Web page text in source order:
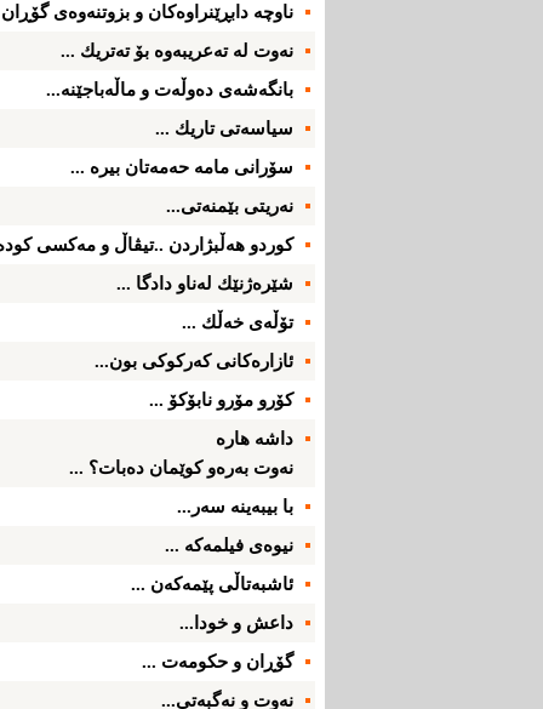
ناوچه‌ دابڕێنراوه‌كان و بزوتنه‌وه‌ی‌
نه‌وت له‌ ته‌عریبه‌وه‌ بۆ ته‌تریك ...
بانگه‌شه‌ی‌ ده‌وڵه‌ت و ماڵه‌باجێنه‌...
سیاسه‌تی‌ تاریك ...
سۆرانی‌ مامه‌ حه‌مه‌تان بیره‌ ...
نه‌ریتی‌ بێمنه‌تی‌...
كوردو هه‌ڵبژاردن ..تیڤاڵ و مه‌كسی‌
شێره‌ژنێك له‌ناو دادگا ...
تۆڵه‌ی‌ خه‌ڵك ...
ئازاره‌كانی‌ كه‌ركوكی‌ بون...
كۆرو مۆرو نابۆكۆ ...
داشه‌ هاره‌
نه‌وت به‌ره‌و كوێمان ده‌بات؟ ...
با بیبه‌ینه‌ سه‌ر...
نیوه‌ی‌ فیلمه‌كه‌ ...
ئاشبه‌تاڵی‌ پێمه‌كه‌ن ...
داعش و خودا...
گۆڕان و حكو‌مه‌ت ...
نه‌وت و نه‌گبه‌تی‌...